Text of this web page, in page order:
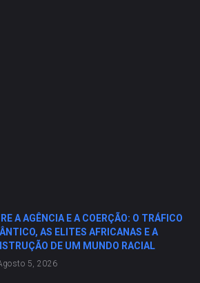
A AGÊNCIA E A COERÇÃO: O TRÁFICO
AS ELITES AFRICANAS E A
DE UM MUNDO RACIAL
5, 2026